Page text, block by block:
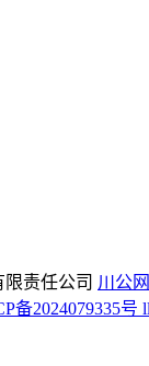
责任公司 川公
备2024079335号